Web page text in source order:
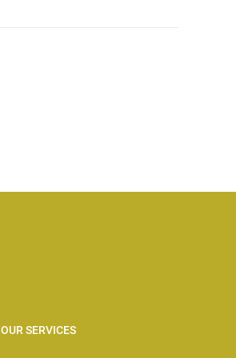
OUR SERVICES